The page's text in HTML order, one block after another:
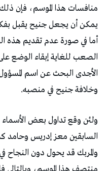
منافسات هذا الموسم، فإن
يمكن أن يجعل جنيح يقبل
أما في صورة عدم تقديم هذه
الصعب للغاية إبقاء الوضع
الأجدى البحث عن اسم
وخلافة جنيح في منصبه.
ولئن وقع تداول بعض الأسماء
السابقين معز إدريس وحامد
والمربك قد يحول دون النجاح